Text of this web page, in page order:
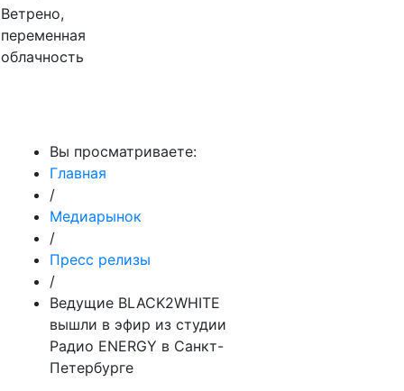
Ветрено,
переменная
облачность
Вы просматриваете:
Главная
/
Медиарынок
/
Пресс релизы
/
Ведущие BLACK2WHITE
вышли в эфир из студии
Радио ENERGY в Санкт-
Петербурге